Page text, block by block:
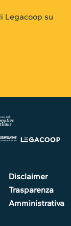
Legacoop su
Disclaimer
Trasparenza
Amministrativa